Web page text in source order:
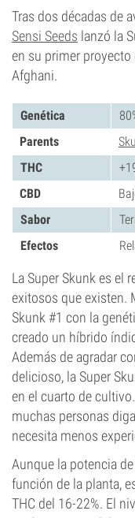
Tras dos décadas de
Sensi Seeds lanzó la
en su primer
Afghani.
Genética
Parents
THC
CBD
Sabor
Efectos
La Super Skunk es el
exitosos que existen.
Skunk #1 con la
creado un híbrido
Además de agradar
delicioso, la Super
en el cuarto de
muchas personas
necesita menos
Aunque la potencia
función de la planta,
THC del 16-22%. El